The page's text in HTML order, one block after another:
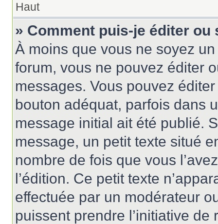
Haut
» Comment puis-je éditer
À moins que vous ne soyez
forum, vous ne pouvez éditer
messages. Vous pouvez
bouton adéquat, parfois dans
message initial ait été publié.
message, un petit texte situé
nombre de fois que vous
l’édition. Ce petit texte
effectuée par un modérateur
puissent prendre l’initiative